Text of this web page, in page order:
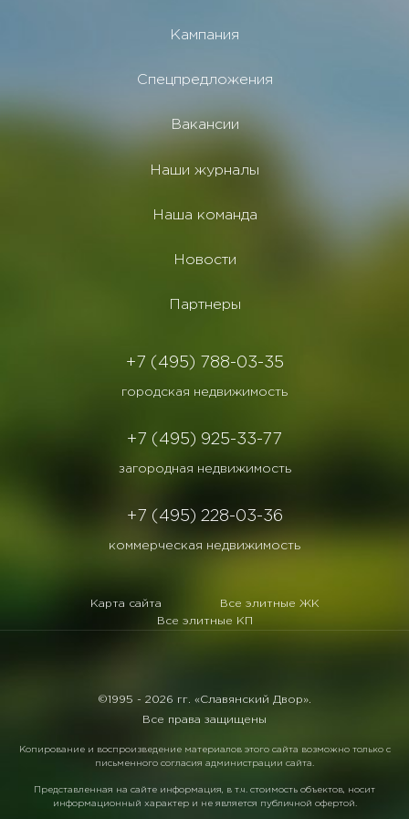
Кампания
Спецпредложения
Вакансии
Наши журналы
Наша команда
Новости
Партнеры
+7 (495) 788-03-35
городская недвижимость
+7 (495) 925-33-77
загородная недвижимость
+7 (495) 228-03-36
коммерческая недвижимость
Карта сайта
Все элитные ЖК
Все элитные КП
©1995 - 2026 гг. «Славянский Двор».
Все права защищены
Копирование и воспроизведение материалов этого сайта возможно только с
письменного согласия администрации сайта.
Представленная на сайте информация, в т.ч. стоимость объектов, носит
информационный характер и не является публичной офертой.